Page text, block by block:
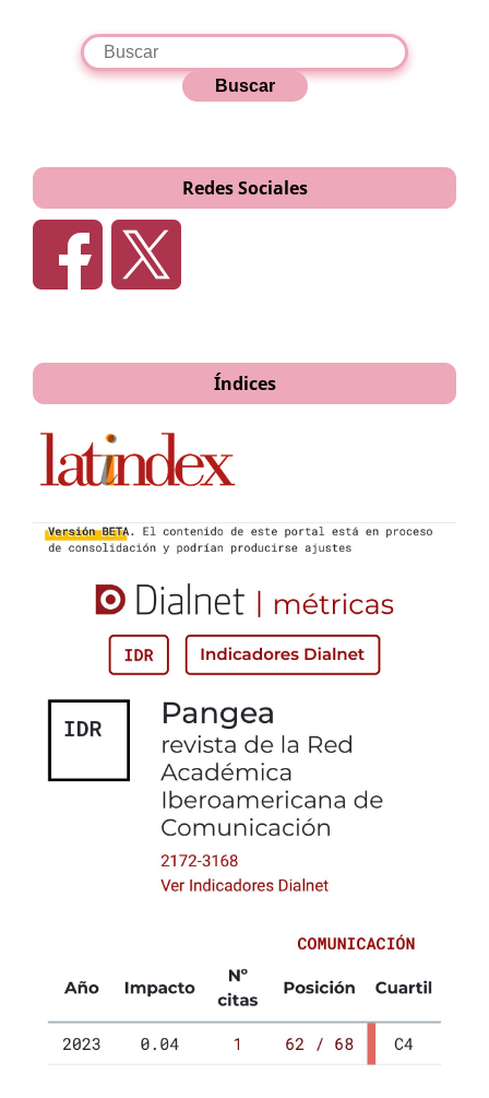
Buscar
Redes Sociales
Índices